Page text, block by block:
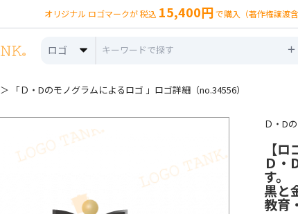
オリジナル ロゴマークが 税込 15,400円 で購入（著作権譲渡含
ロゴ
＞ 「Ｄ・Dのモノグラムによるロゴ 」ロゴ詳細（no.34556）
Ｄ・D
【ロ
Ｄ・
す。
黒と
教育